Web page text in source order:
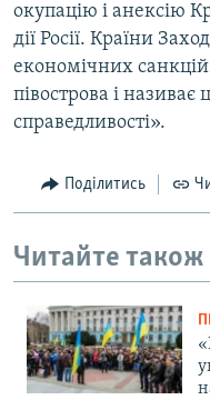
окупацію і анексію
дії Росії. Країни
економічних
півострова і називає
справедливості».
Поділитись
Читайте також